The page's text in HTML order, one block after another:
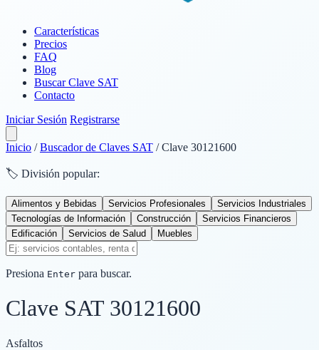
Características
Precios
FAQ
Blog
Buscar Clave SAT
Contacto
Iniciar Sesión Registrarse
Inicio / Buscador de Claves SAT / Clave 30121600
🏷️ División popular:
Alimentos y Bebidas Servicios Profesionales
Servicios Industriales
Tecnologías de Información
Construcción
Servicios Financieros
Edificación
Servicios de Salud Muebles
Presiona Enter para buscar.
Clave SAT 30121600
Asfaltos